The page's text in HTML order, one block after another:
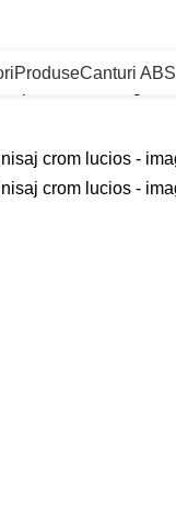
ProduseCanturi ABS